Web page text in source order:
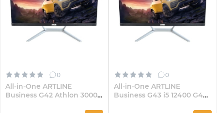
0
All-in-One ARTLINE
Business G42 Athlon 3000G
0
All-in-One ARTLINE
Business G43 i5 12400 G40